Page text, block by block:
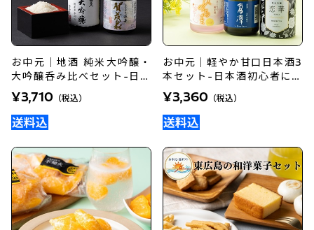
お中元｜地酒 純米大吟醸・
大吟醸呑み比べセット-日本
酒好きへのギフトに
¥3,710 （税込）
お中元｜軽やか甘口日本酒3
本セット-日本酒初心者にお
すすめ
¥3,360 （税込）